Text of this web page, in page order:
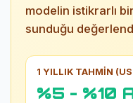
modelin istikrarlı
sunduğu
1 YILLIK TAHMİN
%5 - %10